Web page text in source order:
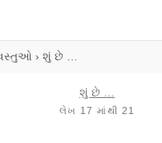
› શું છે …
શું છે …
લેખ 17 માંથી 21